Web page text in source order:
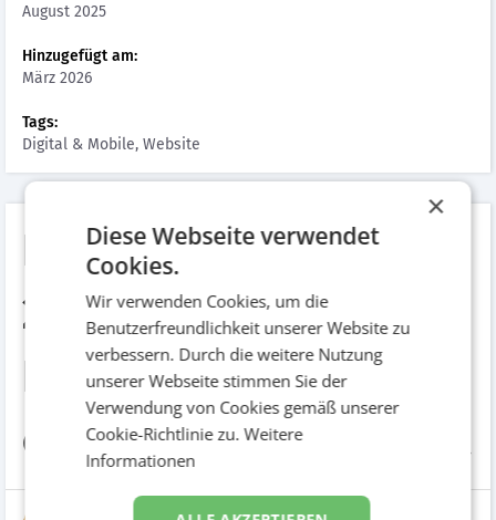
August 2025
Hinzugefügt am:
März 2026
Tags:
Digital & Mobile, Website
EWIEN | Integration
24h Notdienst und
Lehrlingsbörse
elektroinnung-wien.at
×
Diese Webseite verwendet
Cookies.
Wir verwenden Cookies, um die
Benutzerfreundlichkeit unserer Website zu
verbessern. Durch die weitere Nutzung
unserer Webseite stimmen Sie der
Verwendung von Cookies gemäß unserer
Cookie-Richtlinie zu.Weitere
Informationen